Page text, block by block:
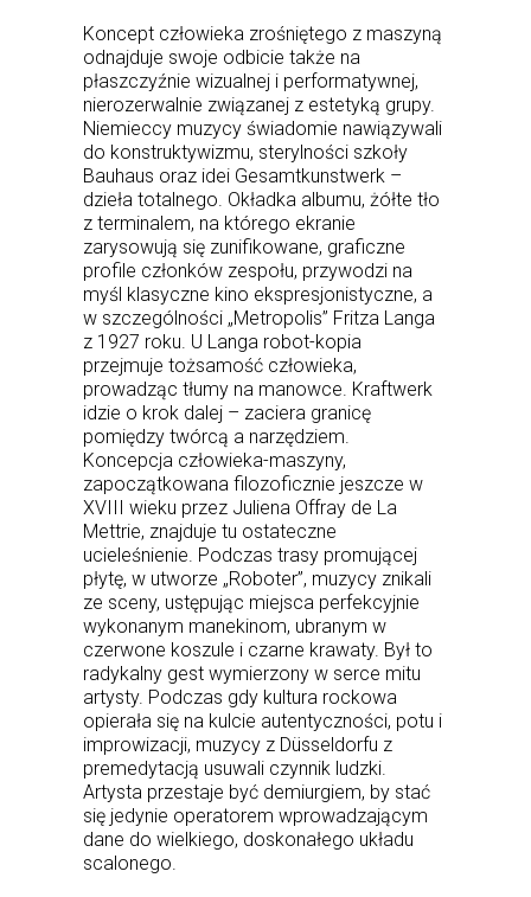
Koncept człowieka zrośniętego z maszyną
odnajduje swoje odbicie także na
płaszczyźnie wizualnej i performatywnej,
nierozerwalnie związanej z estetyką grupy.
Niemieccy muzycy świadomie nawiązywali
do konstruktywizmu, sterylności szkoły
Bauhaus oraz idei Gesamtkunstwerk –
dzieła totalnego. Okładka albumu, żółte tło
z terminalem, na którego ekranie
zarysowują się zunifikowane, graficzne
profile członków zespołu, przywodzi na
myśl klasyczne kino ekspresjonistyczne, a
w szczególności „Metropolis” Fritza Langa
z 1927 roku. U Langa robot-kopia
przejmuje tożsamość człowieka,
prowadząc tłumy na manowce. Kraftwerk
idzie o krok dalej – zaciera granicę
pomiędzy twórcą a narzędziem.
Koncepcja człowieka-maszyny,
zapoczątkowana filozoficznie jeszcze w
XVIII wieku przez Juliena Offray de La
Mettrie, znajduje tu ostateczne
ucieleśnienie. Podczas trasy promującej
płytę, w utworze „Roboter”, muzycy znikali
ze sceny, ustępując miejsca perfekcyjnie
wykonanym manekinom, ubranym w
czerwone koszule i czarne krawaty. Był to
radykalny gest wymierzony w serce mitu
artysty. Podczas gdy kultura rockowa
opierała się na kulcie autentyczności, potu i
improwizacji, muzycy z Düsseldorfu z
premedytacją usuwali czynnik ludzki.
Artysta przestaje być demiurgiem, by stać
się jedynie operatorem wprowadzającym
dane do wielkiego, doskonałego układu
scalonego.